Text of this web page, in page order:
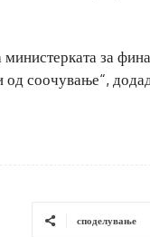
министерката за
од соочување“,
споделување